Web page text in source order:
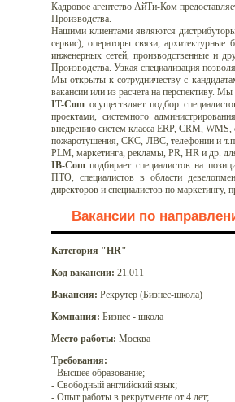
Кадровое агентство АйТи-Ком
Производства.
Нашими клиентами являются
сервис), операторы связи,
инженерных сетей, производственные и
Производства. Узкая специализация
Мы открыты к сотрудничеству с
вакансии или из расчета на перспективу.
IT-Com осуществляет подбор
проектами, системного
внедрению систем класса ERP, CRM, WMS,
пожаротушения, СКС, ЛВС, телефонии и
PLM, маркетинга, рекламы, PR, HR и др.
IB-Com подбирает специалистов на
ПТО, специалистов в области
директоров и специалистов по маркетингу,
Вакансии по
Категория "HR"
Код вакансии: 21.011
Вакансия: Рекрутер (Бизнес-школа)
Компания: Бизнес - школа
Место работы: Москва
Требования:
- Высшее образование;
- Свободный английский язык;
- Опыт работы в рекрутменте от 4 лет;